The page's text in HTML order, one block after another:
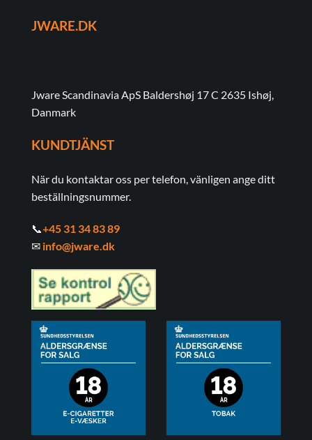
JWARE.DK
Jware Scandinavia ApS Baldershøj 17 C 2635 Ishøj,
Danmark
KUNDTJÄNST
När du kontaktar oss per telefon, vänligen ange ditt
beställningsnummer.
📞+45 31 34 83 89
✉ info@jware.dk